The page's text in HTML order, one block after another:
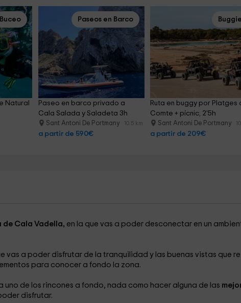
Buceo
Natural
Paseos en Barco
Paseo en barco privado a
Cala Salada y Saladeta 3h
Sant Antoni De Portmany 10.5 km
a partir de 590€
Ruta en buggy por Platges
Comte + pícnic, 2'5h
Sant Antoni De Portmany
a partir de 209€
de Cala Vadella, en la que vas a poder desconectar en un
vas a poder disfrutar de la tranquilidad y las buenas vistas que
para conocer a fondo la zona.
de los rincones a fondo, nada como hacer alguna de las
disfrutar.